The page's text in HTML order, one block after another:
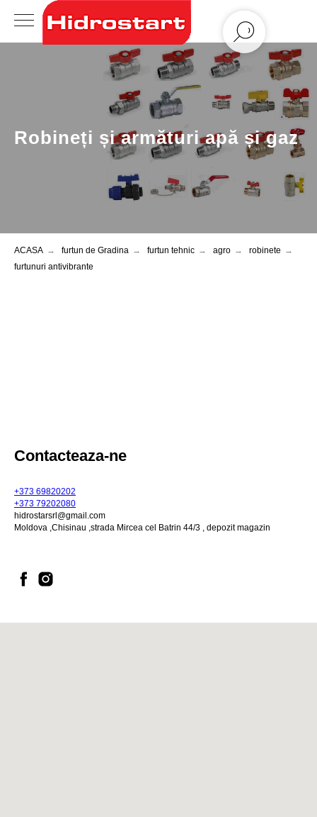
Robineți și armături apă și gaz
ACASA → furtun de Gradina → furtun tehnic → agro → robinete →
furtunuri antivibrante
Contacteaza-ne
+373 69820202
+373 79202080
hidrostarsrl@gmail.com
Moldova ,Chisinau ,strada Mircea cel Batrin 44/3 , depozit magazin